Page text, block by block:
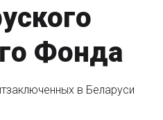
Фонда
в Беларуси